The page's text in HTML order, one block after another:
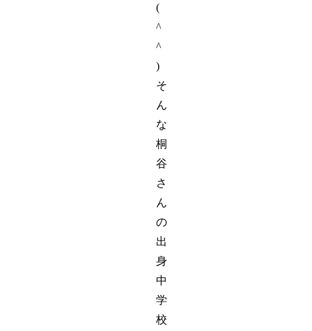
(
^
^
)
そ
ん
な
桐
谷
さ
ん
の
出
身
中
学
校